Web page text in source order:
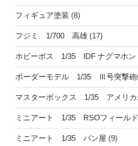
フィギュア塗装 (8)
フジミ 1/700 高雄 (17)
ホビーボス 1/35 IDF ナグマホン
ボーダーモデル 1/35 Ⅲ号突撃砲
マスターボックス 1/35 アメリカ
ミニアート 1/35 RSOフィール
ミニアート 1/35 パン屋 (9)